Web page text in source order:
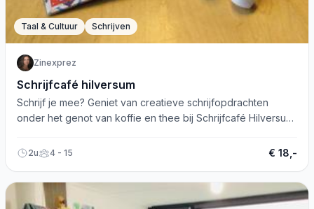
Taal & Cultuur Schrijven
Zinexprez
Schrijfcafé hilversum
Schrijf je mee? Geniet van creatieve schrijfopdrachten
onder het genot van koffie en thee bij Schrijfcafé Hilversum.
2u 4 - 15 € 18,-